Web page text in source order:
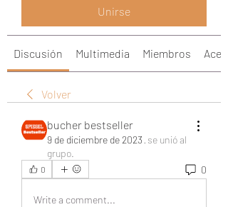
Unirse
Discusión Multimedia Miembros
Volver
bucher bestseller
9 de diciembre de 2023 · se unió al
grupo.
0 0
Write a comment...